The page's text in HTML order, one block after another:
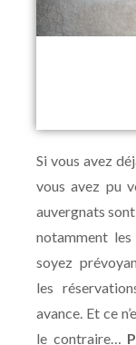
Si vous avez
vous avez pu
auvergnats
notamment
soyez
les
avance. Et ce
le contraire…